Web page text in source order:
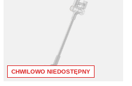
CHWILOWO NIEDOSTĘPNY